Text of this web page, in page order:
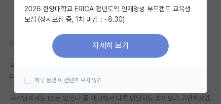
미국 유학 게시판
미국 대학원 합격 후기 게시판
대학원생 모집 게시판
연구실(PI) 홍보 게시판
여러 사정으로 사전 컨택을 하지못하고, 입시를 통과해 최종합 하였습니다.
부랴부랴 연구실에 컨택 메일을 보내 한 교수님과 면담을 하였는데, 생각보
다 높은 레벨의 전공질문이라 제대로 답하지 못한게 많습니다..
교수님께서도 to는 있으나 좀 애매해서 다른 면담자도 받아보고 고민해보겠
2026 한양대학교 ERICA 청년도약 인재양성 부트캠프 교육생
모집 (상시모집 중, 1차 마감 : ~8.30)
자세히 보기
하루 동안 이 컨텐츠 보지 않기